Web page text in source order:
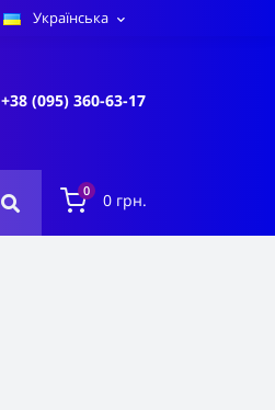
Українська
+38 (095) 360-63-17
0 0 грн.